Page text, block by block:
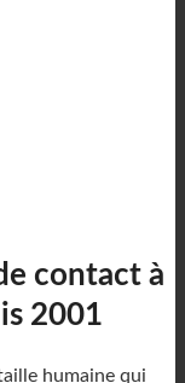
contact à
2001
humaine qui